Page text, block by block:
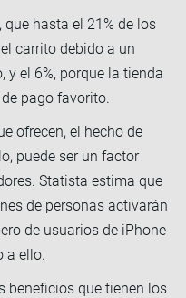
hasta el 21% de los
carrito debido a un
y el 6%, porque la tienda
pago favorito.
ofrecen, el hecho de
puede ser un factor
Statista estima que
de personas activarán
de usuarios de iPhone
a ello.
beneficios que tienen los